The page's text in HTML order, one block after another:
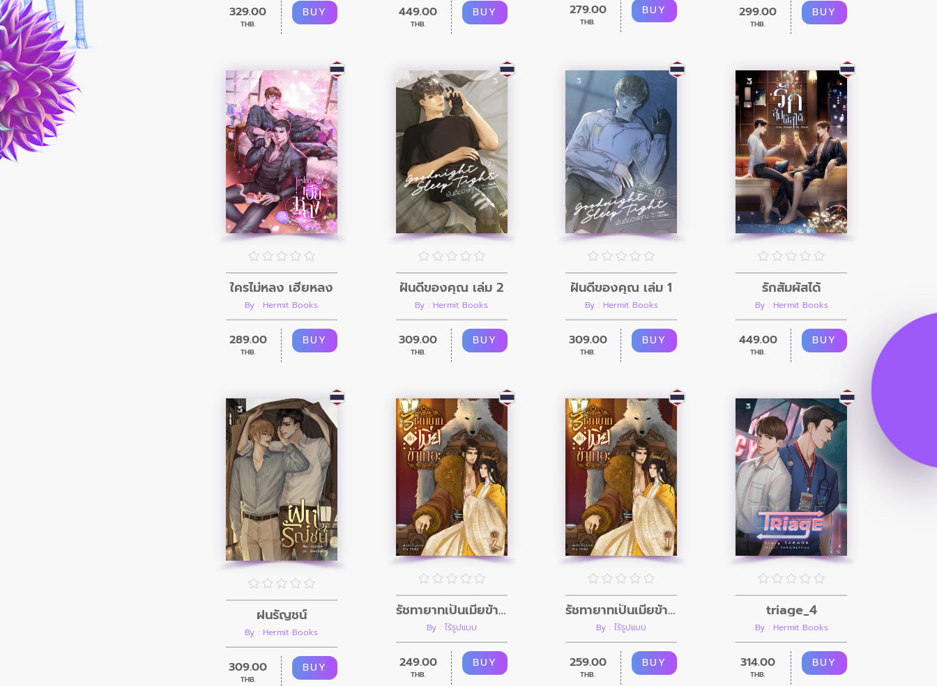
329.00
THB.
BUY 449.00
THB.
BUY 279.00
THB.
BUY 299.00
THB.
BUY
ใครไม่หลง เฮียหลง
By : Hermit Books
289.00
THB.
BUY
ฝันดีของคุณ เล่ม 2
By : Hermit Books
309.00
THB.
BUY
ฝันดีของคุณ เล่ม 1
By : Hermit Books
309.00
THB.
BUY
รักสัมผัสได้
By : Hermit Books
449.00
THB.
BUY
ฝนรัญชน์
By : Hermit Books
309.00
THB.
BUY
รัชทายาทเป็นเมียข้าเถอะ เล่ม 2 (จบ)
By : ไร้รูปแบบ
249.00
THB.
BUY
รัชทายาทเป็นเมียข้าเถอะ เล่ม 1
By : ไร้รูปแบบ
259.00
THB.
BUY
triage_4
By : Hermit Books
314.00
THB.
BUY